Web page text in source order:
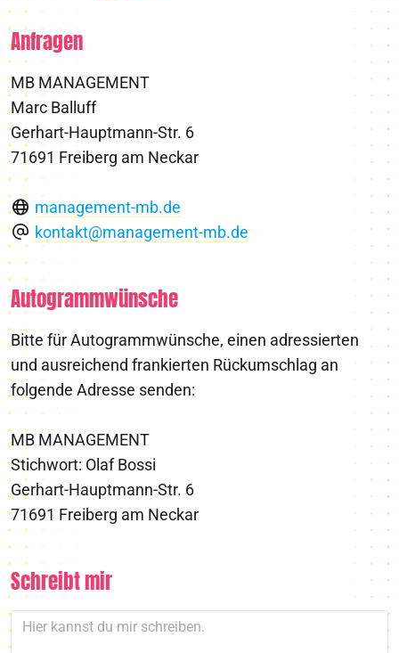
Anfragen
MB MANAGEMENT
Marc Balluff
Gerhart-Hauptmann-Str. 6
71691 Freiberg am Neckar
management-mb.de
kontakt@management-mb.de
Autogrammwünsche
Bitte für Autogrammwünsche, einen adressierten
und ausreichend frankierten Rückumschlag an
folgende Adresse senden:
MB MANAGEMENT
Stichwort: Olaf Bossi
Gerhart-Hauptmann-Str. 6
71691 Freiberg am Neckar
Schreibt mir